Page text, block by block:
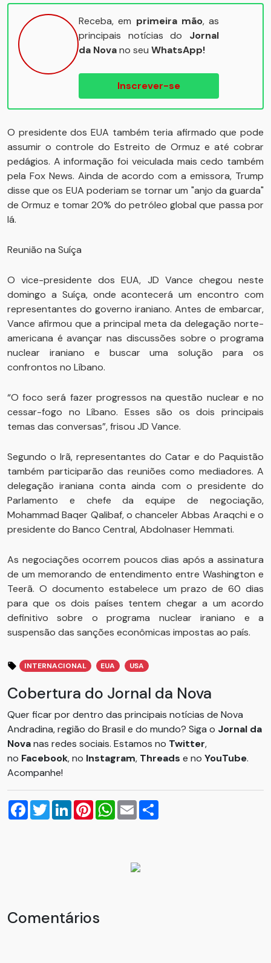
Receba, em primeira mão, as
principais notícias do Jornal
da Novano seu WhatsApp!
Inscrever-se
O presidente dos EUA também teria afirmado que pode
assumir o controle do Estreito de Ormuz e até cobrar
pedágios. A informação foi veiculada mais cedo também
pela Fox News. Ainda de acordo com a emissora, Trump
disse que os EUA poderiam se tornar um "anjo da guarda"
de Ormuz e tomar 20% do petróleo global que passa por
lá.
Reunião na Suíça
O vice-presidente dos EUA, JD Vance chegou neste
domingo a Suíça, onde acontecerá um encontro com
representantes do governo iraniano. Antes de embarcar,
Vance afirmou que a principal meta da delegação norte-
americana é avançar nas discussões sobre o programa
nuclear iraniano e buscar uma solução para os
confrontos no Líbano.
“O foco será fazer progressos na questão nuclear e no
cessar-fogo no Líbano. Esses são os dois principais
temas das conversas”, frisou JD Vance.
Segundo o Irã, representantes do Catar e do Paquistão
também participarão das reuniões como mediadores. A
delegação iraniana conta ainda com o presidente do
Parlamento e chefe da equipe de negociação,
Mohammad Baqer Qalibaf, o chanceler Abbas Araqchi e o
presidente do Banco Central, Abdolnaser Hemmati.
As negociações ocorrem poucos dias após a assinatura
de um memorando de entendimento entre Washington e
Teerã. O documento estabelece um prazo de 60 dias
para que os dois países tentem chegar a um acordo
definitivo sobre o programa nuclear iraniano e a
suspensão das sanções econômicas impostas ao país.
INTERNACIONAL EUA USA
Cobertura do Jornal da Nova
Quer ficar por dentro das principais notícias de Nova
Andradina, região do Brasil e do mundo? Siga o Jornal da
Novanas redes sociais. Estamos no Twitter,
no Facebook, no Instagram, Threads e no YouTube.
Acompanhe!
Facebook
TwitterLinkedInPinterestWhatsApp
Email
Comentários